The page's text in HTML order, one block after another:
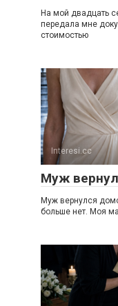
На мой двадцать
передала мне
стоимостью
Interesi.cc
Муж
Муж вернулся
больше нет. Моя